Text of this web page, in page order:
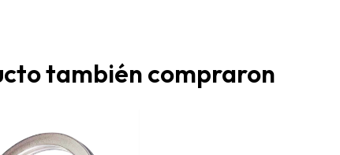
también compraron